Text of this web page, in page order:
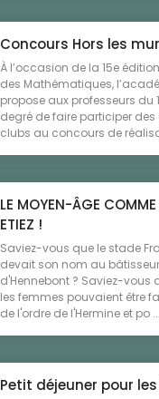
Concours Hors les
À l’occasion de la 15e
des Mathématiques,
propose aux professeurs du
degré de faire participer
clubs au concours de
LE MOYEN-ÂGE
ETIEZ !
Saviez-vous que le stade
devait son nom au
d'Hennebont ? Saviez-vous
les femmes pouvaient être
de l'ordre de l'Hermine et po ...
Petit déjeuner pour